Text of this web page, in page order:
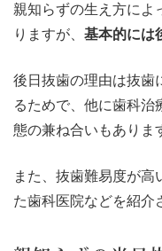
親知らずの生え方によ
りますが、 基本的には
後日抜歯の理由は抜歯
るためで、他に歯科治
態の兼ね合いもありま
また、抜歯難易度が高
た歯科医院などを紹介